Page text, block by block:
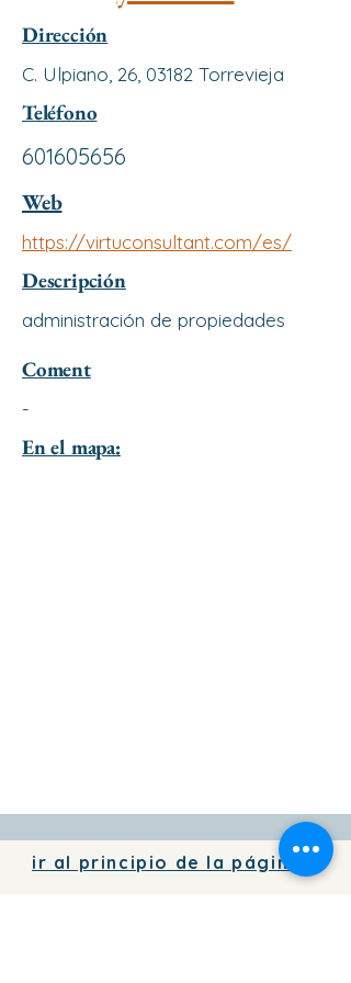
Dirección
C. Ulpiano, 26, 03182 Torrevieja
Teléfono
601605656
Web
https://virtuconsultant.com/es/
Descripción
administración de propiedades
Coment
-
En el mapa:
ir al principio de la página